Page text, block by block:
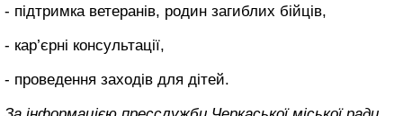
- підтримка ветеранів, родин загиблих бійців,
- кар’єрні консультації,
- проведення заходів для дітей.